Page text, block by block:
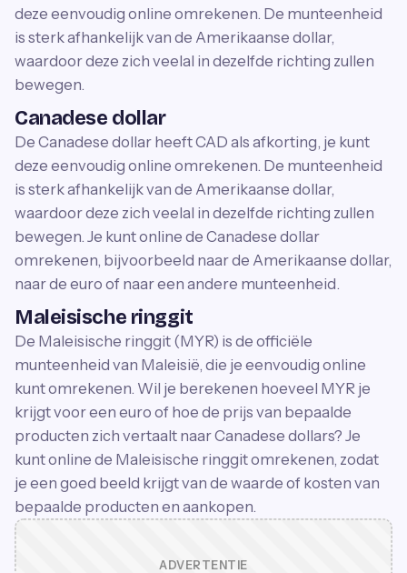
deze eenvoudig online omrekenen. De munteenheid
is sterk afhankelijk van de Amerikaanse dollar,
waardoor deze zich veelal in dezelfde richting zullen
bewegen.
Canadese dollar
De Canadese dollar heeft CAD als afkorting, je kunt
deze eenvoudig online omrekenen. De munteenheid
is sterk afhankelijk van de Amerikaanse dollar,
waardoor deze zich veelal in dezelfde richting zullen
bewegen. Je kunt online de Canadese dollar
omrekenen, bijvoorbeeld naar de Amerikaanse dollar,
naar de euro of naar een andere munteenheid.
Maleisische ringgit
De Maleisische ringgit (MYR) is de officiële
munteenheid van Maleisië, die je eenvoudig online
kunt omrekenen. Wil je berekenen hoeveel MYR je
krijgt voor een euro of hoe de prijs van bepaalde
producten zich vertaalt naar Canadese dollars? Je
kunt online de Maleisische ringgit omrekenen, zodat
je een goed beeld krijgt van de waarde of kosten van
bepaalde producten en aankopen.
ADVERTENTIE